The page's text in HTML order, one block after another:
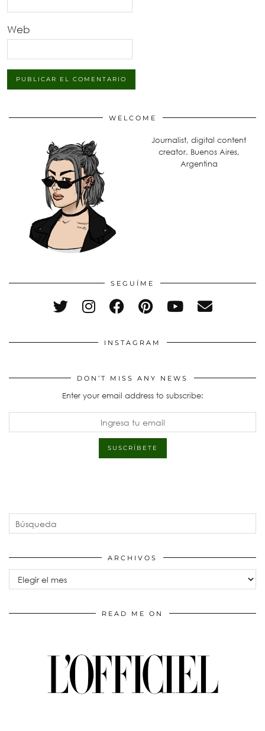
Web
WELCOME
Journalist, digital content
creator. Buenos Aires,
Argentina
SEGUÍME
INSTAGRAM
DON’T MISS ANY NEWS
Enter your email address to subscribe:
ARCHIVOS
Archivos
READ ME ON